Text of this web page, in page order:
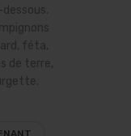
à la
liste
féta,
de terre,